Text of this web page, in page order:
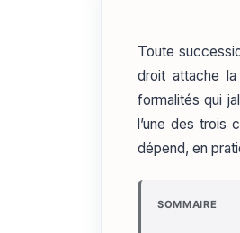
Toute
droit attache
formalités qui
l’une des trois
dépend, en
SOMMAIRE